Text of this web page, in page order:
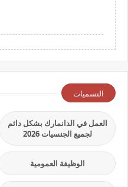
التسميات
العمل في الدانمارك بشكل دائم
لجميع الجنسيات 2026
الوظيفة العمومية